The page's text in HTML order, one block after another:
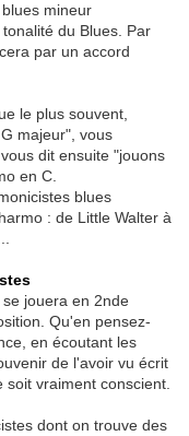
mineur
du Blues. Par
par un accord
le plus souvent,
majeur", vous
dit ensuite "jouons
en C.
blues
: de Little Walter à
jouera en 2nde
Qu'en pensez-
en écoutant les
de l'avoir vu écrit
vraiment conscient.
dont on trouve des